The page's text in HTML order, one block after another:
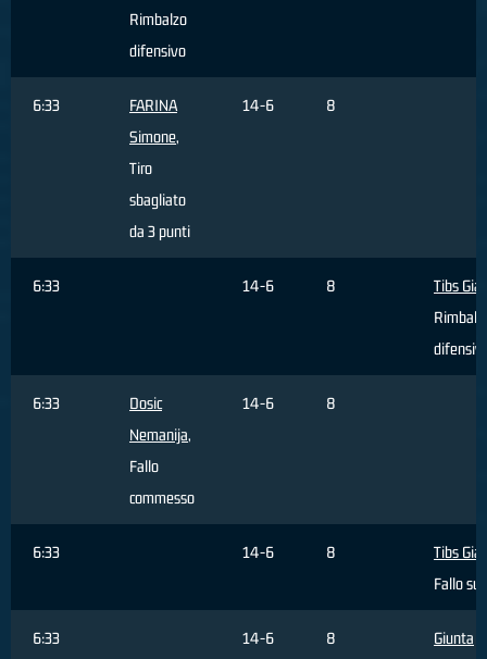
Rimbalzo
difensivo
6:33
FARINA
Simone,
Tiro
sbagliato
da 3 punti
14-6 8
6:33 14-6 8
Tibs
6:33
Dosic
Nemanija,
Fallo
commesso
14-6 8
6:33 14-6 8
Tibs
Fallo
6:33 14-6 8
Giunta